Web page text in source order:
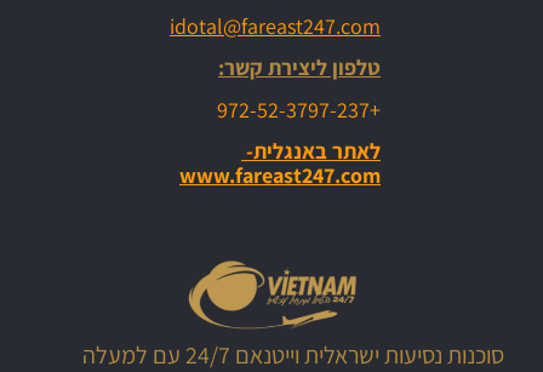
idotal@fareast247.com
טלפון ליצירת קשר:
+972-52-3797-237
לאתר באנגלית-
www.fareast247.com
סוכנות נסיעות ישראלית וייטנאם 24/7 עם למעלה